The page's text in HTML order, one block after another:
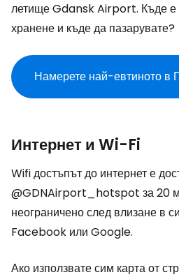
летище Gdansk Airport. Къде е
хранене и къде да пазарувате?
Намерете най-евтиното в
Интернет и Wi-Fi
Wifi достъпът до интернет е
@GDNAirport_hotspot за 20
неограничено след влизане в
Facebook или Google.
Ако използвате сим карта от